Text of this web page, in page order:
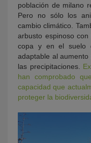
población de milano
Pero no sólo los
cambio climático.
arbusto espinoso
copa y en el suelo
adaptable al
las precipitaciones.
han comprobado
capacidad que
proteger la